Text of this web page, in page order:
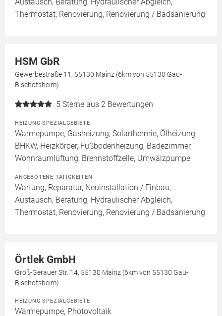
Thermostat, Renovierung, Renovierung / Badsanierung
HSM GbR
Gewerbestraße 11, 55130 Mainz (6km von 55130 Gau-
Bischofsheim)
5 Sterne aus 2 Bewertungen
HEIZUNG SPEZIALGEBIETE
Wärmepumpe, Gasheizung, Solarthermie, Ölheizung,
BHKW, Heizkörper, Fußbodenheizung, Badezimmer,
Wohnraumlüftung, Brennstoffzelle, Umwälzpumpe
ANGEBOTENE TÄTIGKEITEN
Wartung, Reparatur, Neuinstallation / Einbau,
Austausch, Beratung, Hydraulischer Abgleich,
Thermostat, Renovierung, Renovierung / Badsanierung
Örtlek GmbH
Groß-Gerauer Str. 14, 55130 Mainz (6km von 55130 Gau-
Bischofsheim)
HEIZUNG SPEZIALGEBIETE
Wärmepumpe, Photovoltaik